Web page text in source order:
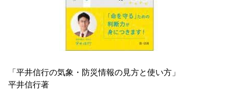
「平井信行の気象・防災情報の見方と使い方」
平井信行著